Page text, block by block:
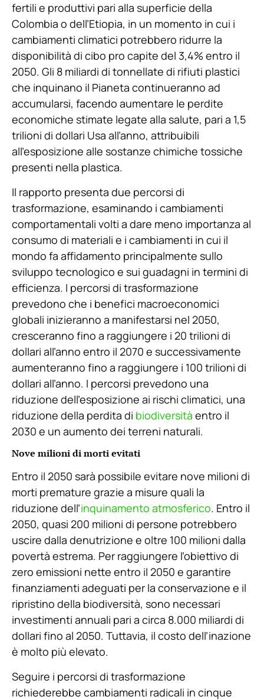
fertili e produttivi pari alla superficie della
Colombia o dell’Etiopia, in un momento in cui i
cambiamenti climatici potrebbero ridurre la
disponibilità di cibo pro capite del 3,4% entro il
2050. Gli 8 miliardi di tonnellate di rifiuti plastici
che inquinano il Pianeta continueranno ad
accumularsi, facendo aumentare le perdite
economiche stimate legate alla salute, pari a 1,5
trilioni di dollari Usa all’anno, attribuibili
all’esposizione alle sostanze chimiche tossiche
presenti nella plastica.
Il rapporto presenta due percorsi di
trasformazione, esaminando i cambiamenti
comportamentali volti a dare meno importanza al
consumo di materiali e i cambiamenti in cui il
mondo fa affidamento principalmente sullo
sviluppo tecnologico e sui guadagni in termini di
efficienza. I percorsi di trasformazione
prevedono che i benefici macroeconomici
globali inizieranno a manifestarsi nel 2050,
cresceranno fino a raggiungere i 20 trilioni di
dollari all’anno entro il 2070 e successivamente
aumenteranno fino a raggiungere i 100 trilioni di
dollari all’anno. I percorsi prevedono una
riduzione dell’esposizione ai rischi climatici, una
riduzione della perdita di biodiversità entro il
2030 e un aumento dei terreni naturali.
Nove milioni di morti evitati
Entro il 2050 sarà possibile evitare nove milioni di
morti premature grazie a misure quali la
riduzione dell’inquinamento atmosferico. Entro il
2050, quasi 200 milioni di persone potrebbero
uscire dalla denutrizione e oltre 100 milioni dalla
povertà estrema. Per raggiungere l’obiettivo di
zero emissioni nette entro il 2050 e garantire
finanziamenti adeguati per la conservazione e il
ripristino della biodiversità, sono necessari
investimenti annuali pari a circa 8.000 miliardi di
dollari fino al 2050. Tuttavia, il costo dell’inazione
è molto più elevato.
Seguire i percorsi di trasformazione
richiederebbe cambiamenti radicali in cinque